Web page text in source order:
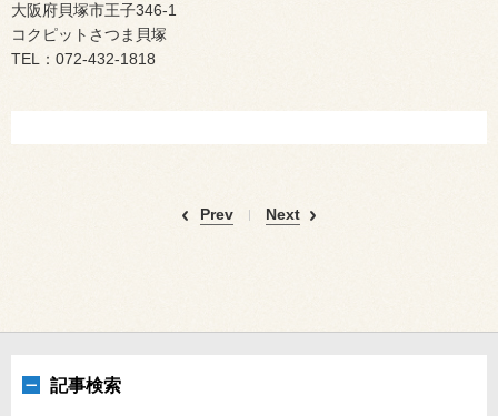
大阪府貝塚市王子346-1
コクピットさつま貝塚
TEL：072-432-1818
Prev Next
記事検索